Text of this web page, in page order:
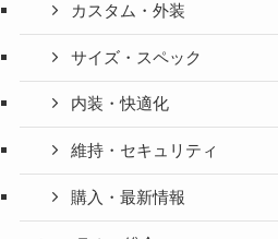
カスタム・外装
サイズ・スペック
内装・快適化
維持・セキュリティ
購入・最新情報